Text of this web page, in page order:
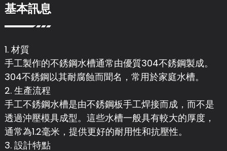
基本訊息
1. 材質
手工製作的不銹鋼水槽通常由優質304不銹鋼製成。
304不銹鋼以其耐腐蝕而聞名，常用於家庭水槽。
2. 生產流程
手工不銹鋼水槽是由不銹鋼板手工焊接而成，而不是
透過沖壓模具成型。這些水槽一般具有較大的厚度，
通常為1.2毫米，提供更好的耐用性和抗壓性。
3. 設計特點